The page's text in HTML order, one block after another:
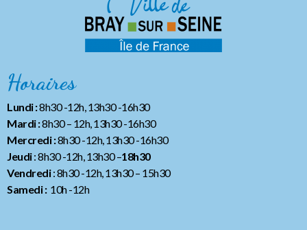
Horaires
Lundi :8h30 -12h, 13h30 -16h30
Mardi :8h30 – 12h, 13h30 -16h30
Mercredi :8h30 -12h, 13h30 -16h30
Jeudi: 8h30 -12h, 13h30 –18h30
Vendredi: 8h30 -12h, 13h30– 15h30
Samedi :10h -12h